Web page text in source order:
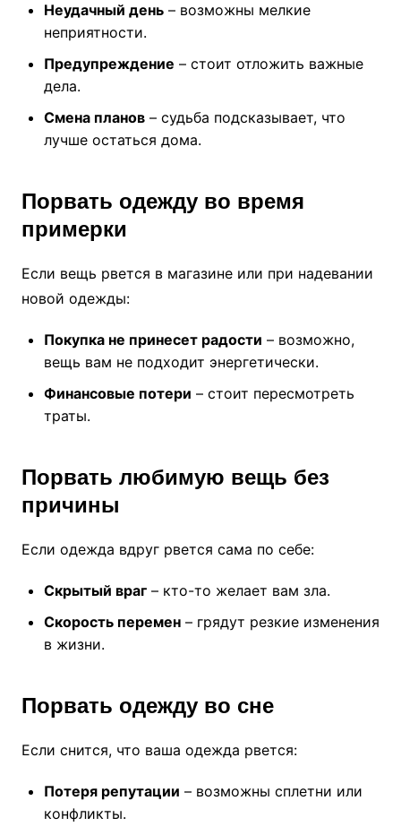
Неудачный день– возможны мелкие
неприятности.
Предупреждение – стоит отложить важные
дела.
Смена планов– судьба подсказывает, что
лучше остаться дома.
Порвать одежду во время
примерки
Если вещь рвется в магазине или при надевании
новой одежды:
Покупка не принесет радости – возможно,
вещь вам не подходит энергетически.
Финансовые потери – стоит пересмотреть
траты.
Порвать любимую вещь без
причины
Если одежда вдруг рвется сама по себе:
Скрытый враг– кто-то желает вам зла.
Скорость перемен– грядут резкие изменения
в жизни.
Порвать одежду во сне
Если снится, что ваша одежда рвется:
Потеря репутации – возможны сплетни или
конфликты.